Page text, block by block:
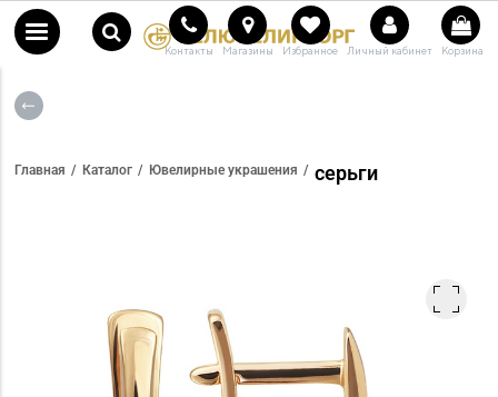
Контакты Магазины Избранное Личный кабинет Корзина
Главная Каталог Ювелирные украшения серьги